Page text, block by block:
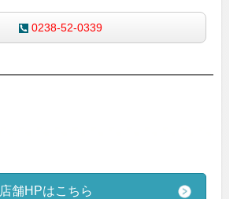
0238-52-0339
店舗HPはこちら